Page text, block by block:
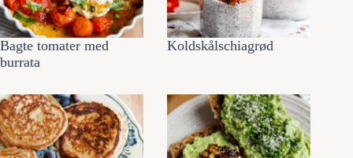
Bagte tomater med
burrata
Koldskålschiagrød